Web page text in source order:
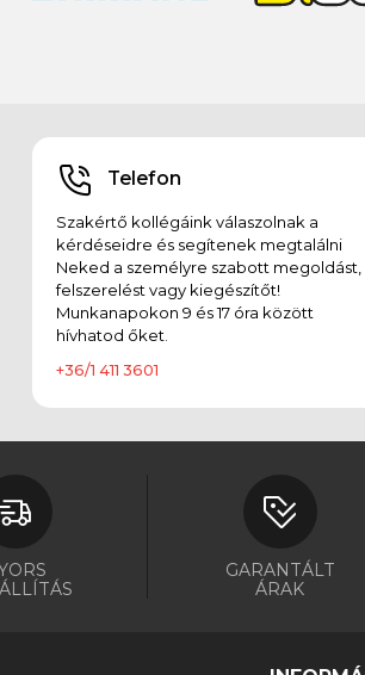
Telefon
Szakértő kollégáink válaszolnak a
kérdéseidre és segítenek megtalálni
Neked a személyre szabott megoldást,
felszerelést vagy kiegészítőt!
Munkanapokon 9 és 17 óra között
hívhatod őket.
+36/1 411 3601
GARANTÁLT
ÁRAK